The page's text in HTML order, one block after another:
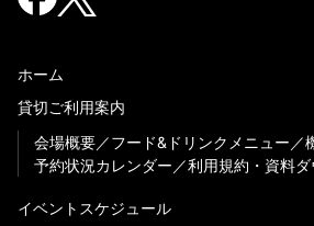
ホーム
貸切ご利用案内
会場概要
フード&ドリンクメニュー
予約状況カレンダー
利用規約・資料ダ
イベントスケジュール